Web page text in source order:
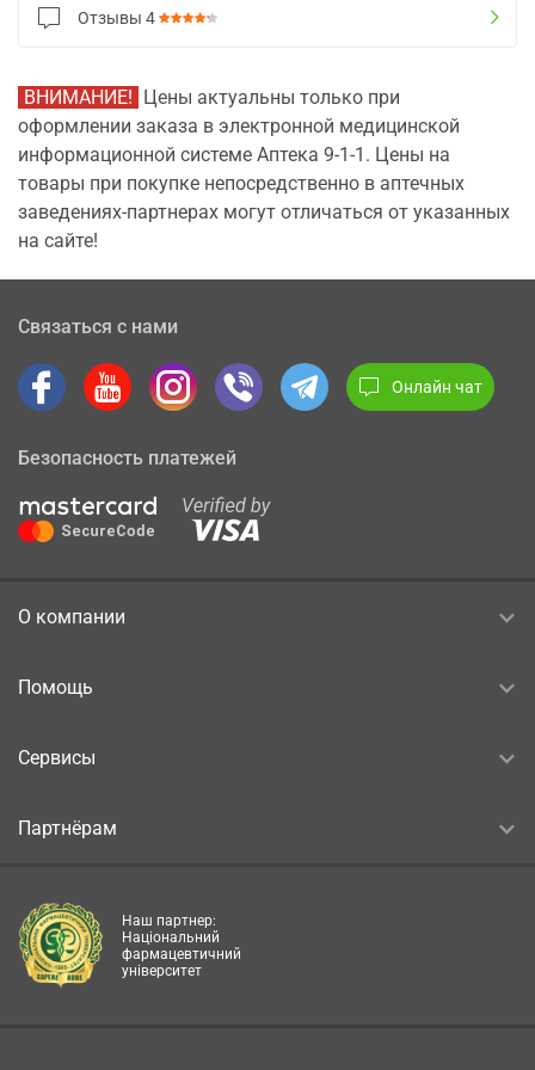
Отзывы 4
ВНИМАНИЕ! Цены актуальны только при
оформлении заказа в электронной медицинской
информационной системе Аптека 9-1-1. Цены на
товары при покупке непосредственно в аптечных
заведениях-партнерах могут отличаться от указанных
на сайте!
Связаться с нами
Онлайн чат
Безопасность платежей
О компании
Помощь
Сервисы
Партнёрам
Наш партнер:
Національний
фармацевтичний
університет